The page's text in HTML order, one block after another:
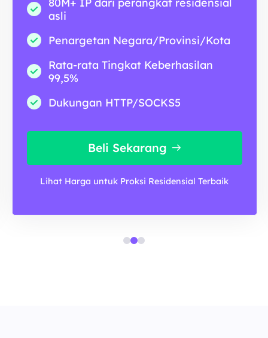
asli
Penargetan Negara/Provinsi/Kota
Rata-rata Tingkat Keberhasilan
99,5%
Dukungan HTTP/SOCKS5
Beli Sekarang
Lihat Harga untuk Proksi Residensial Terbaik